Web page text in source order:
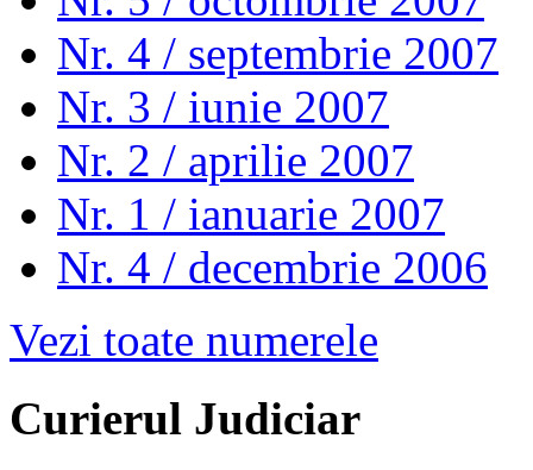
Nr. 4 / septembrie 2007
Nr. 3 / iunie 2007
Nr. 2 / aprilie 2007
Nr. 1 / ianuarie 2007
Nr. 4 / decembrie 2006
Vezi toate numerele
Curierul Judiciar